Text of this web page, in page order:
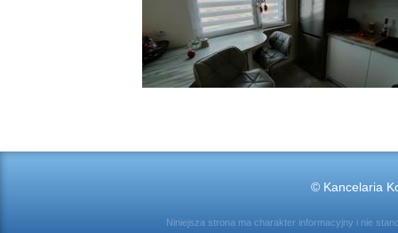
© Kancelaria
Niniejsza strona ma charakter informacyjny i nie